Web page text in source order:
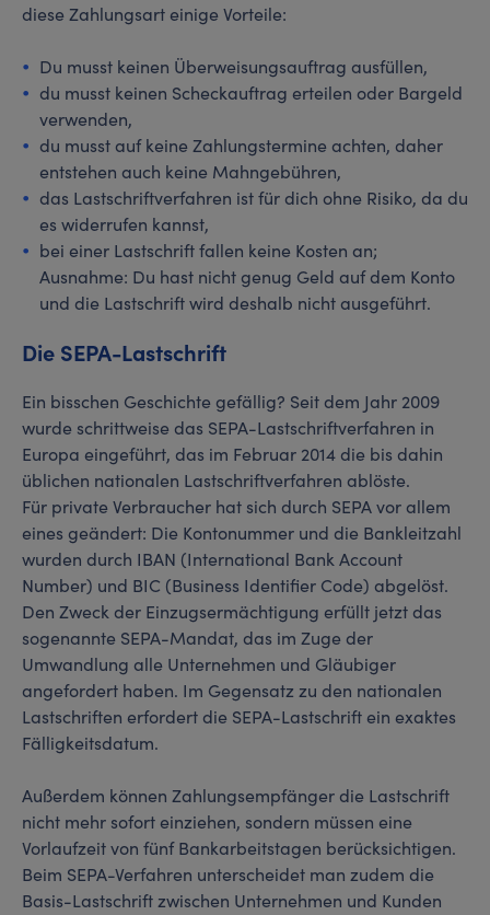
diese Zahlungsart einige Vorteile:
Du musst keinen Überweisungsauftrag ausfüllen,
du musst keinen Scheckauftrag erteilen oder Bargeld
verwenden,
du musst auf keine Zahlungstermine achten, daher
entstehen auch keine Mahngebühren,
das Lastschriftverfahren ist für dich ohne Risiko, da du
es widerrufen kannst,
bei einer Lastschrift fallen keine Kosten an;
Ausnahme: Du hast nicht genug Geld auf dem Konto
und die Lastschrift wird deshalb nicht ausgeführt.
Die SEPA-Lastschrift
Ein bisschen Geschichte gefällig? Seit dem Jahr 2009
wurde schrittweise das SEPA-Lastschriftverfahren in
Europa eingeführt, das im Februar 2014 die bis dahin
üblichen nationalen Lastschriftverfahren ablöste.
Für private Verbraucher hat sich durch SEPA vor allem
eines geändert: Die Kontonummer und die Bankleitzahl
wurden durch IBAN (International Bank Account
Number) und BIC (Business Identifier Code) abgelöst.
Den Zweck der Einzugsermächtigung erfüllt jetzt das
sogenannte SEPA-Mandat, das im Zuge der
Umwandlung alle Unternehmen und Gläubiger
angefordert haben. Im Gegensatz zu den nationalen
Lastschriften erfordert die SEPA-Lastschrift ein exaktes
Fälligkeitsdatum.
Außerdem können Zahlungsempfänger die Lastschrift
nicht mehr sofort einziehen, sondern müssen eine
Vorlaufzeit von fünf Bankarbeitstagen berücksichtigen.
Beim SEPA-Verfahren unterscheidet man zudem die
Basis-Lastschrift zwischen Unternehmen und Kunden